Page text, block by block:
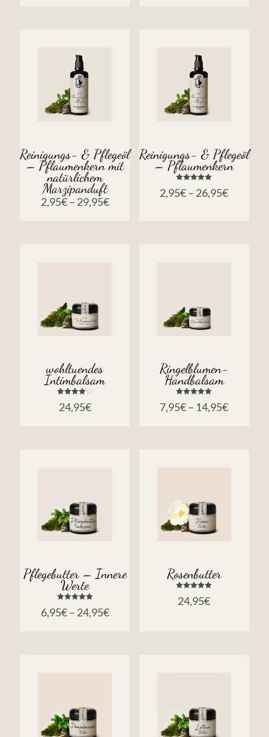
Reinigungs- & Pflegeöl
– Pflaumenkern mit
natürlichem
Marzipanduft
2,95€– 29,95€
Reinigungs- & Pflegeöl
– Pflaumenkern
mit
2,95€– 26,95€
wohltuendes
Intimbalsam
mit
4.00
24,95€
Ringelblumen-
Handbalsam
mit
7,95€– 14,95€
Pflegebutter – Innere
Werte
mit
6,95€– 24,95€
Rosenbutter
mit
5.00
24,95€